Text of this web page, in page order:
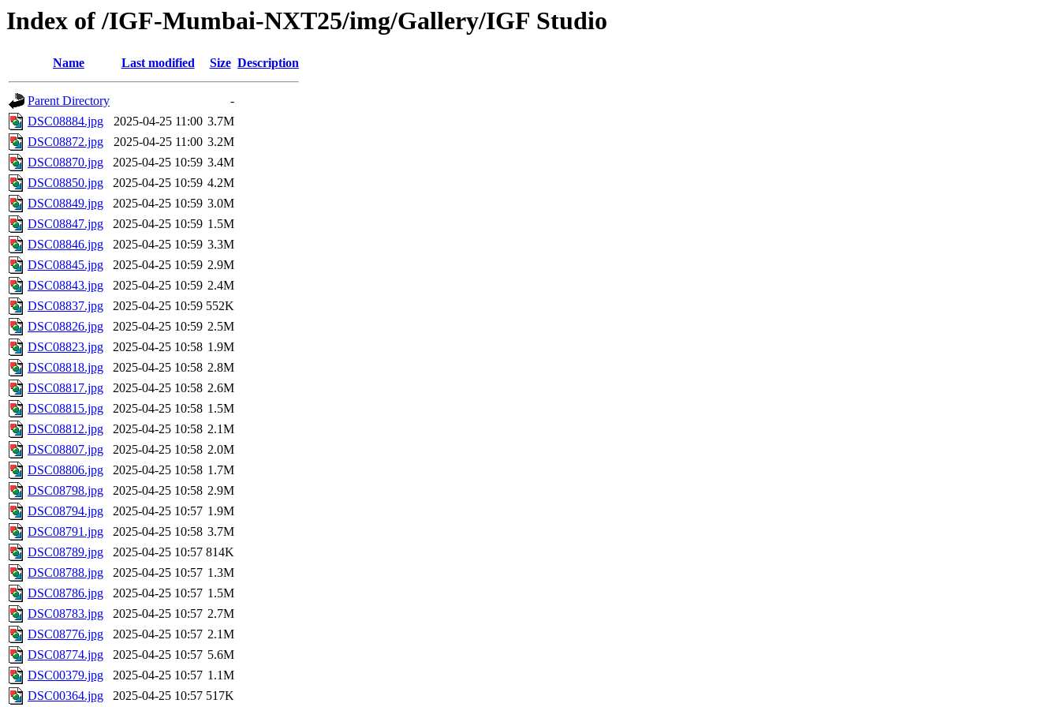
Index of /IGF-Mumbai-NXT25/img/Gallery/IGF Studio
Name Last modified Size Description
Parent Directory
-
DSC08884.jpg
2025-04-25 11:00 3.7M
DSC08872.jpg
2025-04-25 11:00 3.2M
DSC08870.jpg
2025-04-25 10:59 3.4M
DSC08850.jpg
2025-04-25 10:59 4.2M
DSC08849.jpg
2025-04-25 10:59 3.0M
DSC08847.jpg
2025-04-25 10:59 1.5M
DSC08846.jpg
2025-04-25 10:59 3.3M
DSC08845.jpg
2025-04-25 10:59 2.9M
DSC08843.jpg
2025-04-25 10:59 2.4M
DSC08837.jpg
2025-04-25 10:59 552K
DSC08826.jpg
2025-04-25 10:59 2.5M
DSC08823.jpg
2025-04-25 10:58 1.9M
DSC08818.jpg
2025-04-25 10:58 2.8M
DSC08817.jpg
2025-04-25 10:58 2.6M
DSC08815.jpg
2025-04-25 10:58 1.5M
DSC08812.jpg
2025-04-25 10:58 2.1M
DSC08807.jpg
2025-04-25 10:58 2.0M
DSC08806.jpg
2025-04-25 10:58 1.7M
DSC08798.jpg
2025-04-25 10:58 2.9M
DSC08794.jpg
2025-04-25 10:57 1.9M
DSC08791.jpg
2025-04-25 10:58 3.7M
DSC08789.jpg
2025-04-25 10:57 814K
DSC08788.jpg
2025-04-25 10:57 1.3M
DSC08786.jpg
2025-04-25 10:57 1.5M
DSC08783.jpg
2025-04-25 10:57 2.7M
DSC08776.jpg
2025-04-25 10:57 2.1M
DSC08774.jpg
2025-04-25 10:57 5.6M
DSC00379.jpg
2025-04-25 10:57 1.1M
DSC00364.jpg
2025-04-25 10:57 517K